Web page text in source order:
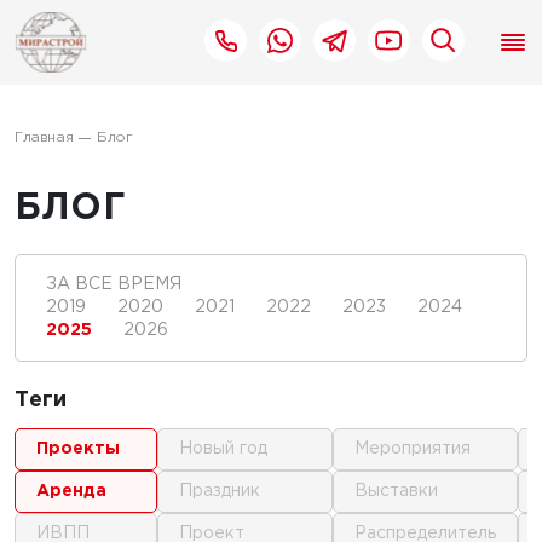
Главная Блог
БЛОГ
ЗА ВСЕ ВРЕМЯ
2019
2020 2021 2022 2023
2024
2025
2026
Теги
проекты
аренда
ИВПП
новый год
праздник
проект
мероприятия
выставки
распределитель